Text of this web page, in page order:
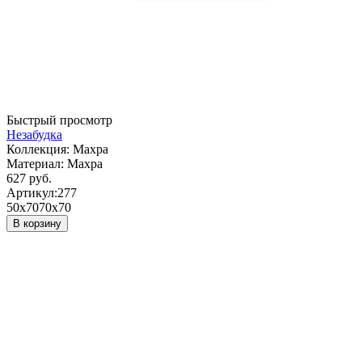
Быстрый просмотр
Незабудка
Коллекция: Махра
Материал: Махра
627 руб.
Артикул:277
50х7070х70
В корзину